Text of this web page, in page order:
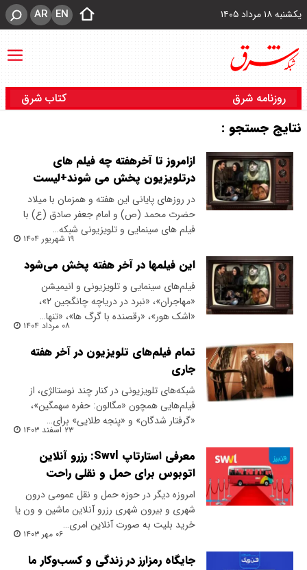
یکشنبه ۱۸ مرداد ۱۴۰۵ EN
AR
روزنامه شرق کتاب شرق
نتایج جستجو :
ازامروز تا آخرهفته چه فیلم های
درتلویزیون پخش می شوند+لیست
در روزهای پایانی این هفته و همزمان با میلاد
حضرت محمد (ص) و امام جعفر صادق (ع) با
فیلم های سینمایی و تلویزیونی شبکه…
۱۹ شهریور ۱۴۰۴
این فیلمها در آخر هفته پخش می‌شود
فیلم‌های سینمایی و تلویزیونی و انیمیشن
«مهاجران»، «نبرد در دریاچه چانگجین ۲»،
«اشک هور»، «رقصنده با گرگ ها»، «تنها…
۰۸ مرداد ۱۴۰۴
تمام فیلم‌های تلویزیون در آخر هفته
جاری
شبکه‌های تلویزیونی در کنار چند نوستالژی، از
فیلم‌هایی همچون «مگالون: حفره سهمگین»،
«گرفتار شدگان» و «پنجه طلایی» برای…
۲۳ اسفند ۱۴۰۳
معرفی استارتاپ Swvl: رزرو آنلاین
اتوبوس برای حمل و نقلی راحت
امروزه دیگر در حوزه حمل‌ و نقل عمومی درون
شهری و بیرون شهری رزرو آنلاین ماشین و ون یا
خرید بلیت به صورت آنلاین امری…
۰۶ مهر ۱۴۰۳
​جایگاه رمزارز در زندگی و کسب‌وکار ما